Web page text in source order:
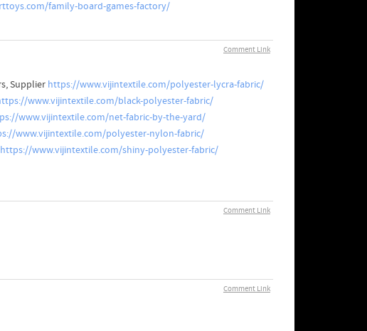
family-board-games-factory/
Comment Link
Supplier https://www.vijintextile.com/polyester-lycra-fabric/
www.vijintextile.com/black-polyester-fabric/
www.vijintextile.com/net-fabric-by-the-yard/
www.vijintextile.com/polyester-nylon-fabric/
https://www.vijintextile.com/shiny-polyester-fabric/
Comment Link
Comment Link